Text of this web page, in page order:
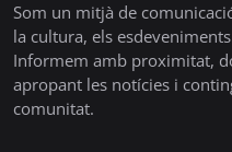
Som un mitjà de
la cultura, els
Informem amb proximitat,
apropant les notícies i
comunitat.